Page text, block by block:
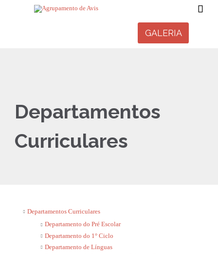

GALERIA
Departamentos
Curriculares
Departamentos Curriculares
Departamento do Pré Escolar
Departamento do 1° Ciclo
Departamento de Línguas